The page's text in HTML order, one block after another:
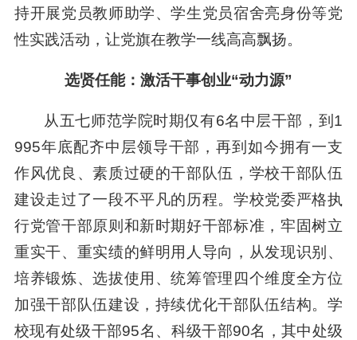
持开展党员教师助学、学生党员宿舍亮身份等党
性实践活动，让党旗在教学一线高高飘扬。
选贤任能：激活干事创业“动力源”
从五七师范学院时期仅有6名中层干部，到1
995年底配齐中层领导干部，再到如今拥有一支
作风优良、素质过硬的干部队伍，学校干部队伍
建设走过了一段不平凡的历程。学校党委严格执
行党管干部原则和新时期好干部标准，牢固树立
重实干、重实绩的鲜明用人导向，从发现识别、
培养锻炼、选拔使用、统筹管理四个维度全方位
加强干部队伍建设，持续优化干部队伍结构。学
校现有处级干部95名、科级干部90名，其中处级